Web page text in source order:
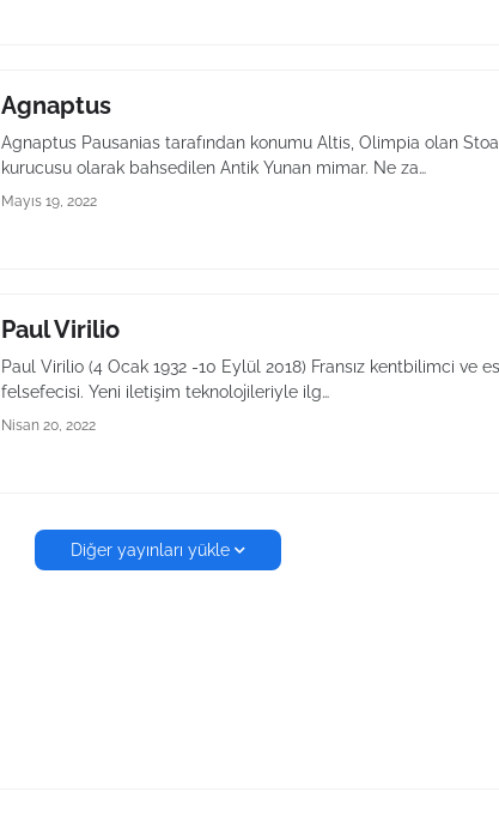
Agnaptus
Agnaptus Pausanias tarafından konumu Altis, Olimpia olan Stoa
kurucusu olarak bahsedilen Antik Yunan mimar. Ne za…
Mayıs 19, 2022
Paul Virilio
Paul Virilio (4 Ocak 1932 -10 Eylül 2018) Fransız kentbilimci ve
felsefecisi. Yeni iletişim teknolojileriyle ilg…
Nisan 20, 2022
Diğer yayınları yükle